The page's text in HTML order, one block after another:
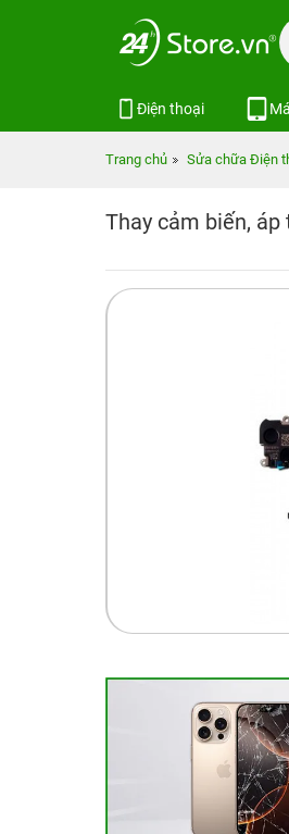
Điện thoại
Trang chủ Sửa chữa Điện
Thay cảm biến,